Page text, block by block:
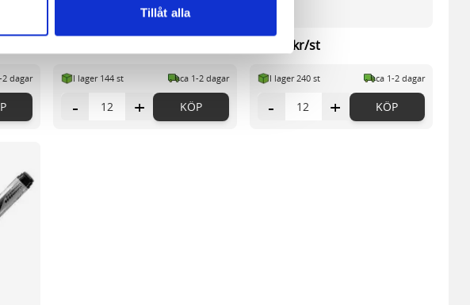
till användarna, tillhandahålla funktioner för
Dessa kan i sin tur kombinera informationen
när du har använt deras tjänster.
Tillåt alla
2 dagar I lager 144 st ca 1-2 dagar
- + KÖP
12,48 kr/st
I lager 240 st ca 1-2 dagar
- + KÖP